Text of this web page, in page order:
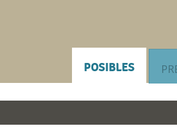
POSIBLES